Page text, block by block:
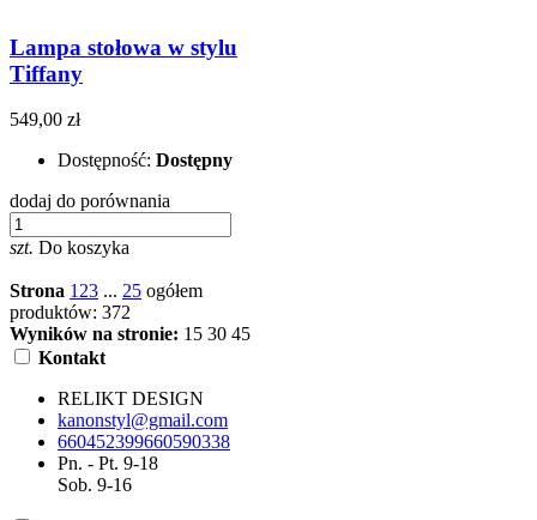
Lampa stołowa w stylu
Tiffany
549,00 zł
Dostępność: Dostępny
dodaj do porównania
szt. Do koszyka
Strona 123 ... 25 ogółem
produktów: 372
Wyników na stronie: 15 30 45
Kontakt
RELIKT DESIGN
kanonstyl@gmail.com
660452399660590338
Pn. - Pt. 9-18
Sob. 9-16